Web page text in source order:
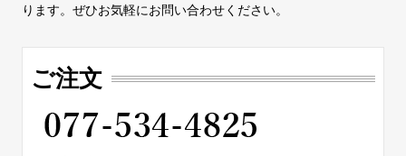
ります。ぜひお気軽にお問い合わせください。
ご注文